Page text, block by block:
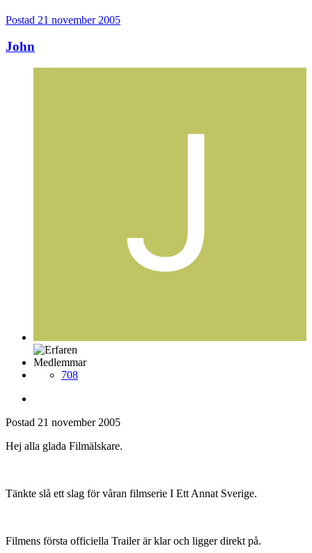
Postad 21 november 2005
John
Medlemmar
708
Postad 21 november 2005
Hej alla glada Filmälskare.
Tänkte slå ett slag för våran filmserie I Ett Annat Sverige.
Filmens första officiella Trailer är klar och ligger direkt på.